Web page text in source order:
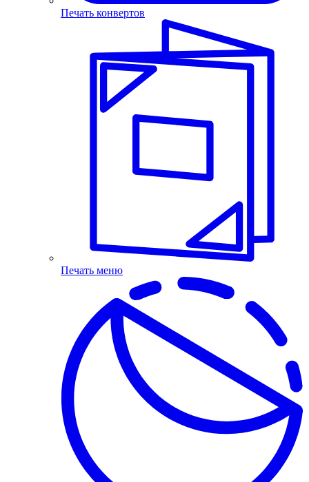
Печать конвертов
Печать меню